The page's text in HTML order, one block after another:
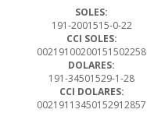
SOLES:
191-2001515-0-22
CCI SOLES:
00219100200151502258
DOLARES:
191-34501529-1-28
CCI DOLARES:
00219113450152912857